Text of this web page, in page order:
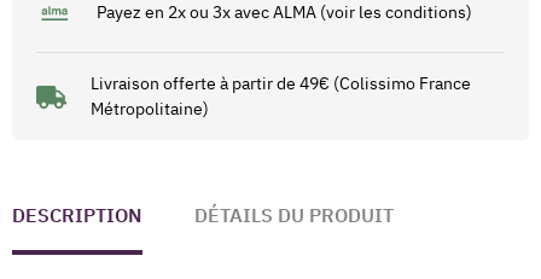
Payez en 2x ou 3x avec ALMA (voir les conditions)
Livraison offerte à partir de 49€ (Colissimo France
Métropolitaine)
DESCRIPTION DÉTAILS DU PRODUIT